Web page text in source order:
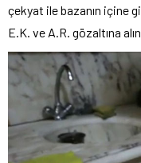
çekyat ile bazanın içine
E.K. ve A.R. gözaltına